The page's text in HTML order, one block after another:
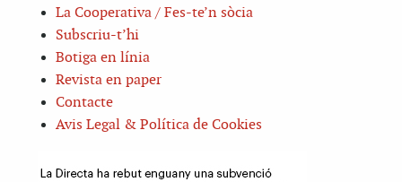
La Cooperativa / Fes-te’n sòcia
Subscriu-t’hi
Botiga en línia
Revista en paper
Contacte
Avis Legal & Política de Cookies